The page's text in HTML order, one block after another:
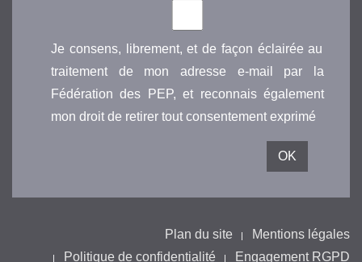
Je consens, librement, et de façon éclairée au
traitement de mon adresse e-mail par la
Fédération des PEP, et reconnais également
mon droit de retirer tout consentement exprimé
Plan du site
Mentions légales
Politique de confidentialité
Engagement RGPD